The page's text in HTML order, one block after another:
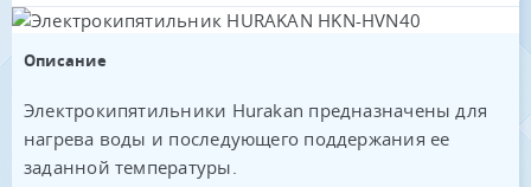
Описание
Электрокипятильники Hurakan предназначены для
нагрева воды и последующего поддержания ее
заданной температуры.